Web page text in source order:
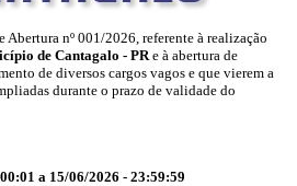
Abertura nº 001/2026, referente à realização
de Cantagalo - PRe à abertura de
de diversos cargos vagos e que vierem a
durante o prazo de validade do
a 15/06/2026 - 23:59:59